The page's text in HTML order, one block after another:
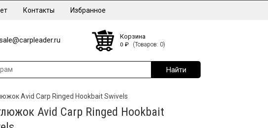
Контакты Избранное
Корзина
0 ₽ (Товаров: 0)
Avid Carp Ringed Hookbait Swivels
Avid Carp Ringed Hookbait